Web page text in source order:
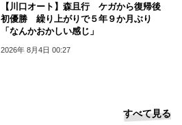
【川口オート】森且行 ケガから復帰後
初優勝 繰り上がりで５年９か月ぶり
「なんかおかしい感じ」
2026年 8月4日 00:27
すべて見る